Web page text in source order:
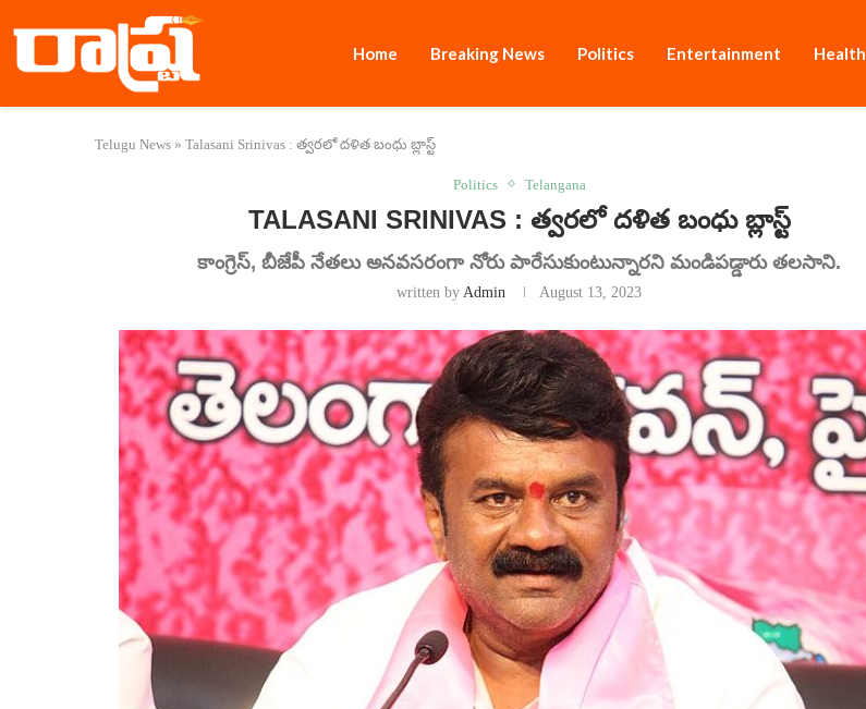
Home Breaking News Politics Entertainment Health
Telugu News » Talasani Srinivas : త్వరలో దళిత బంధు బ్లాస్ట్
Politics Telangana
TALASANI SRINIVAS : త్వరలో దళిత బంధు బ్లాస్ట్
కాంగ్రెస్, బీజేపీ నేతలు అనవసరంగా నోరు పారేసుకుంటున్నారని మండిపడ్డారు తలసాని.
written by Admin August 13, 2023